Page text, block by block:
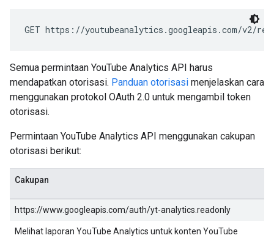
GET https://youtubeanalytics.googleapis.com/v2/
Semua permintaan YouTube Analytics API harus
mendapatkan otorisasi. Panduan otorisasi menjelaskan cara
menggunakan protokol OAuth 2.0 untuk mengambil token
otorisasi.
Permintaan YouTube Analytics API menggunakan cakupan
otorisasi berikut:
Cakupan
https://www.googleapis.com/auth/yt-analytics.readonly
Melihat laporan YouTube Analytics untuk konten YouTube